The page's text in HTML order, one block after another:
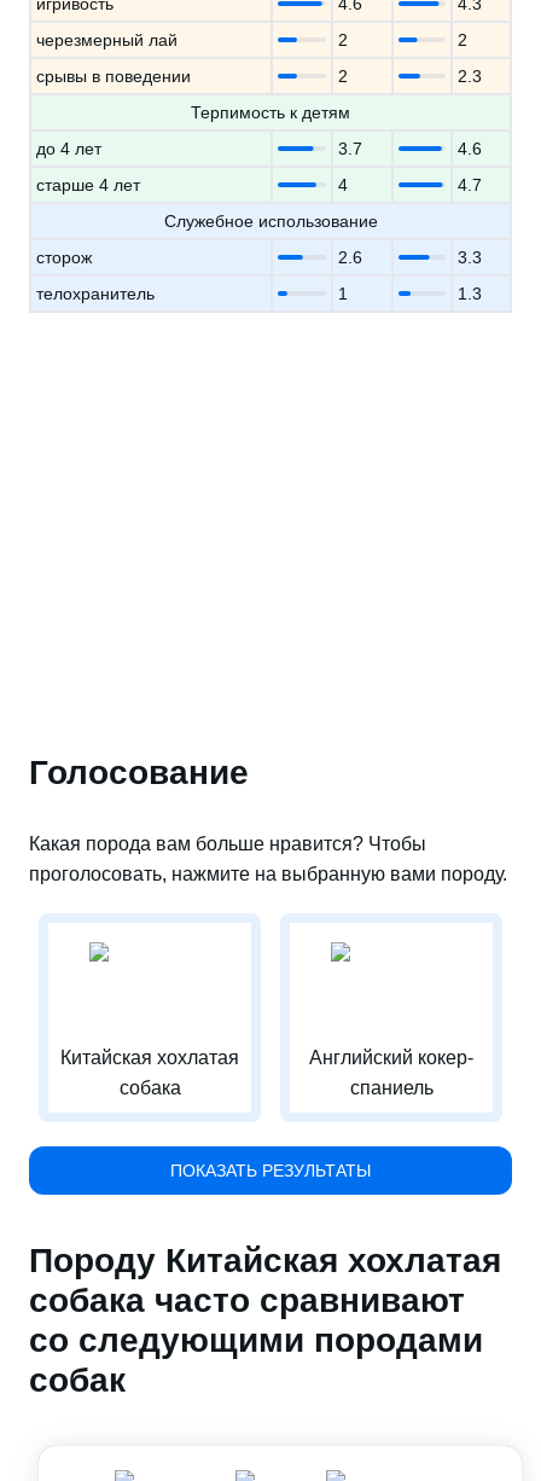
черезмерный лай
2
2
срывы в поведении
2
2.3
Терпимость к детям
до 4 лет
3.7
4.6
старше 4 лет
4
4.7
Служебное использование
сторож
2.6
3.3
телохранитель
1 1.3
Голосование
Какая порода вам больше нравится? Чтобы
проголосовать, нажмите на выбранную вами породу.
Китайская хохлатая
собака
Английский кокер-
спаниель
ПОКАЗАТЬ РЕЗУЛЬТАТЫ
Породу Китайская хохлатая
собака часто сравнивают
со следующими породами
собак